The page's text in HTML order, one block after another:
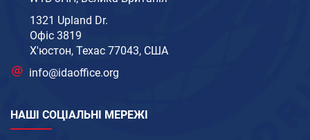
1321 Upland Dr.
Офіс 3819
Х'юстон, Техас 77043, США
info@idaoffice.org
НАШІ СОЦІАЛЬНІ МЕРЕЖІ